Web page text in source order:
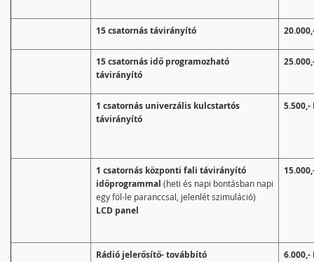
15 csatornás távirányító
15 csatornás idő programozható
távirányító
1 csatornás univerzális kulcstartós
távirányító
5.500,-
1 csatornás központi fali távirányító
időprogrammal (heti és napi bontásban napi
egy föl-le paranccsal, jelenlét szimuláció)
LCD panel
Rádió jelerősítő- továbbító 6.000,-